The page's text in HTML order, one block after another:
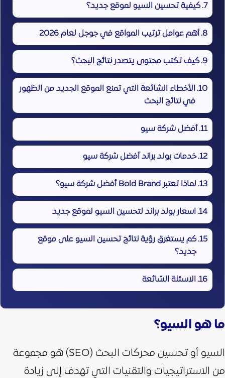
كيفية تحسين السيو لموقع جديد؟
أهم عوامل ترتيب المواقع في جوجل لعام 2026
كيف تكتب محتوى يتصدر نتائج البحث؟
الأخطاء الشائعة التي تمنع الموقع الجديد من الظهور
في نتائج البحث
أفضل شركة سيو
خدمات بولد براند أفضل شركة سيو
لماذا تعتبر Bold Brand أفضل شركة سيو؟
اسعار بولد براند لتحسين السيو لموقع جديد
كم يستغرق رؤية نتائج تحسين السيو على موقع
جديد؟
الاسئلة الشائعة
ما هو السيو؟
السيو أو تحسين محركات البحث (SEO) هو مجموعة
من الاستراتيجيات والتقنيات التي تهدف إلى زيادة